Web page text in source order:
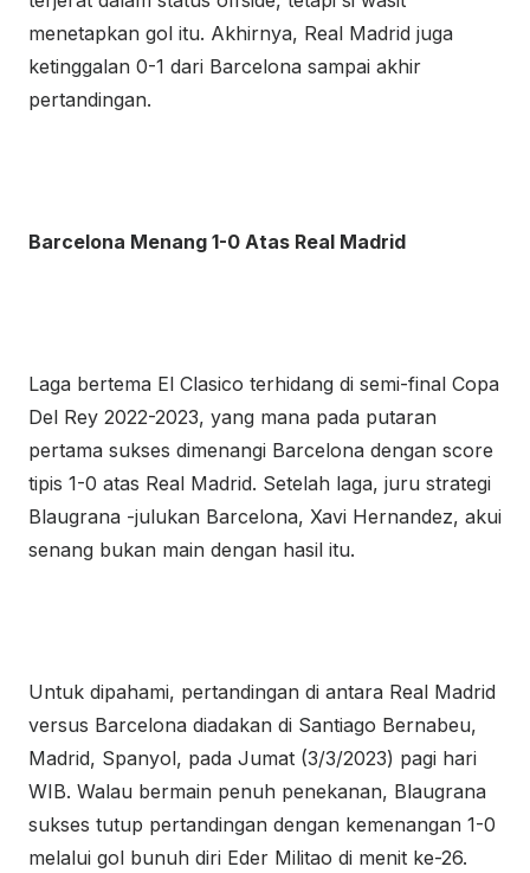
menetapkan gol itu. Akhirnya, Real Madrid juga
ketinggalan 0-1 dari Barcelona sampai akhir
pertandingan.
Barcelona Menang 1-0 Atas Real Madrid
Laga bertema El Clasico terhidang di semi-final Copa
Del Rey 2022-2023, yang mana pada putaran
pertama sukses dimenangi Barcelona dengan score
tipis 1-0 atas Real Madrid. Setelah laga, juru strategi
Blaugrana -julukan Barcelona, Xavi Hernandez, akui
senang bukan main dengan hasil itu.
Untuk dipahami, pertandingan di antara Real Madrid
versus Barcelona diadakan di Santiago Bernabeu,
Madrid, Spanyol, pada Jumat (3/3/2023) pagi hari
WIB. Walau bermain penuh penekanan, Blaugrana
sukses tutup pertandingan dengan kemenangan 1-0
melalui gol bunuh diri Eder Militao di menit ke-26.